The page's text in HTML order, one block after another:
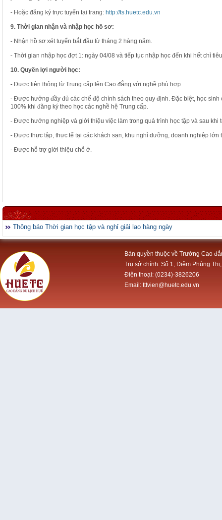
- Hoặc đăng ký trực tuyến tại trang: http://ts.huetc.edu.vn
9. Thời gian nhận và nhập học hồ sơ:
- Nhận hồ sơ xét tuyển bắt đầu từ tháng 2 hàng năm.
- Thời gian nhập học đợt 1: ngày 04/08 và tiếp tục nhập học đến khi hết chỉ
10. Quyền lợi người học:
- Được liên thông từ Trung cấp lên Cao đẳng với nghề phù hợp.
- Được hưởng đầy đủ các chế độ chính sách theo quy định. Đặc biệt, học
100% khi đăng ký theo học các nghề hệ Trung cấp.
- Được hướng nghiệp và giới thiệu việc làm trong quá trình học tập và sau khi
- Được thực tập, thực tế tại các khách sạn, khu nghỉ dưỡng, doanh nghiệp lớn
- Được hỗ trợ giới thiệu chỗ ở.
Thông báo Thời gian học tập và nghỉ giải lao hàng ngày
Bản quyền thuộc về Trường Cao
Trụ sở chính: Số 1, Điềm Phùng
Điện thoại: (0234)-3826206
Email: tttvien@huetc.edu.vn